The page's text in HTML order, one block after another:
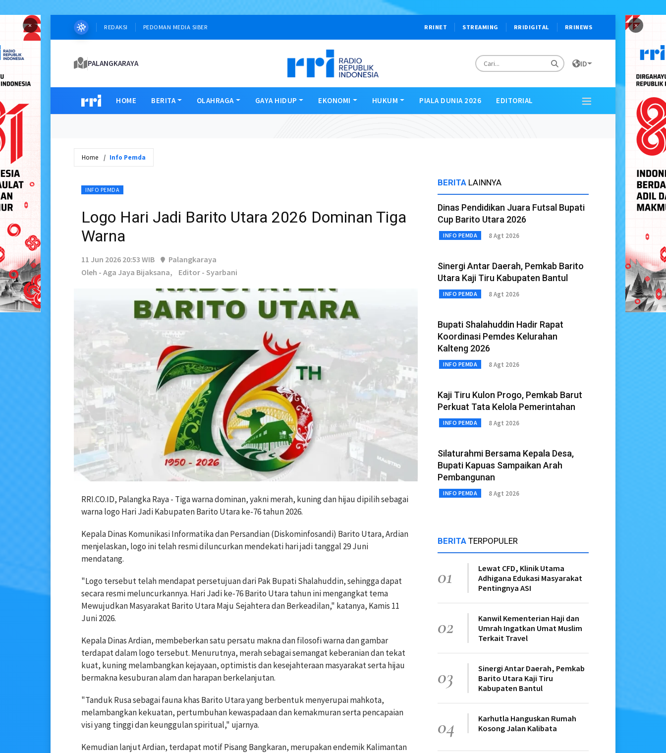
× ×
REDAKSI PEDOMAN MEDIA SIBER RRINET STREAMING RRIDIGITAL RRINEWS
PALANGKARAYA ID
HOME BERITA OLAHRAGA GAYA HIDUP EKONOMI HUKUM PIALA DUNIA 2026 EDITORIAL
Home Info Pemda
INFO PEMDA
Logo Hari Jadi Barito Utara 2026 Dominan Tiga
Warna
11 Jun 2026 20:53 WIB
Palangkaraya
Oleh - Aga Jaya Bijaksana,
Editor - Syarbani
‎‎RRI.CO.ID, Palangka Raya - Tiga warna dominan, yakni merah, kuning dan hijau dipilih sebagai
warna logo Hari Jadi Kabupaten Barito Utara ke-76 tahun 2026.
‎Kepala Dinas Komunikasi Informatika dan Persandian (Diskominfosandi) Barito Utara, Ardian
menjelaskan, logo ini telah resmi diluncurkan mendekati hari jadi tanggal 29 Juni
mendatang.
‎‎"Logo tersebut telah mendapat persetujuan dari Pak Bupati Shalahuddin, sehingga dapat
secara resmi meluncurkannya. Hari Jadi ke-76 Barito Utara tahun ini mengangkat tema
Mewujudkan Masyarakat Barito Utara Maju Sejahtera dan Berkeadilan," katanya, Kamis 11
Juni 2026.
‎‎Kepala Dinas Ardian, membeberkan satu persatu makna dan filosofi warna dan gambar
terdapat dalam logo tersebut. Menurutnya, merah sebagai semangat keberanian dan tekat
kuat, kuning melambangkan kejayaan, optimistis dan kesejahteraan masyarakat serta hijau
bermakna kesuburan alam dan harapan berkelanjutan.
‎‎"Tanduk Rusa sebagai fauna khas Barito Utara yang berbentuk menyerupai mahkota,
melambangkan kekuatan, pertumbuhan kewaspadaan dan kemakmuran serta pencapaian
visi yang tinggi dan keunggulan spiritual," ujarnya.
‎‎Kemudian lanjut Ardian, terdapat motif Pisang Bangkaran, merupakan endemik Kalimantan
BERITA LAINNYA
Dinas Pendidikan Juara Futsal Bupati
Cup Barito Utara 2026
INFO PEMDA 8 Agt 2026
Sinergi Antar Daerah, Pemkab Barito
Utara Kaji Tiru Kabupaten Bantul
INFO PEMDA 8 Agt 2026
Bupati Shalahuddin Hadir Rapat
Koordinasi Pemdes Kelurahan
Kalteng 2026
INFO PEMDA 8 Agt 2026
Kaji Tiru Kulon Progo, Pemkab Barut
Perkuat Tata Kelola Pemerintahan
INFO PEMDA 8 Agt 2026
Silaturahmi Bersama Kepala Desa,
Bupati Kapuas Sampaikan Arah
Pembangunan
INFO PEMDA 8 Agt 2026
BERITA TERPOPULER
01
Lewat CFD, Klinik Utama
Adhigana Edukasi Masyarakat
Pentingnya ASI
02
Kanwil Kementerian Haji dan
Umrah Ingatkan Umat Muslim
Terkait Travel
03
Sinergi Antar Daerah, Pemkab
Barito Utara Kaji Tiru
Kabupaten Bantul
04
Karhutla Hanguskan Rumah
Kosong Jalan Kalibata